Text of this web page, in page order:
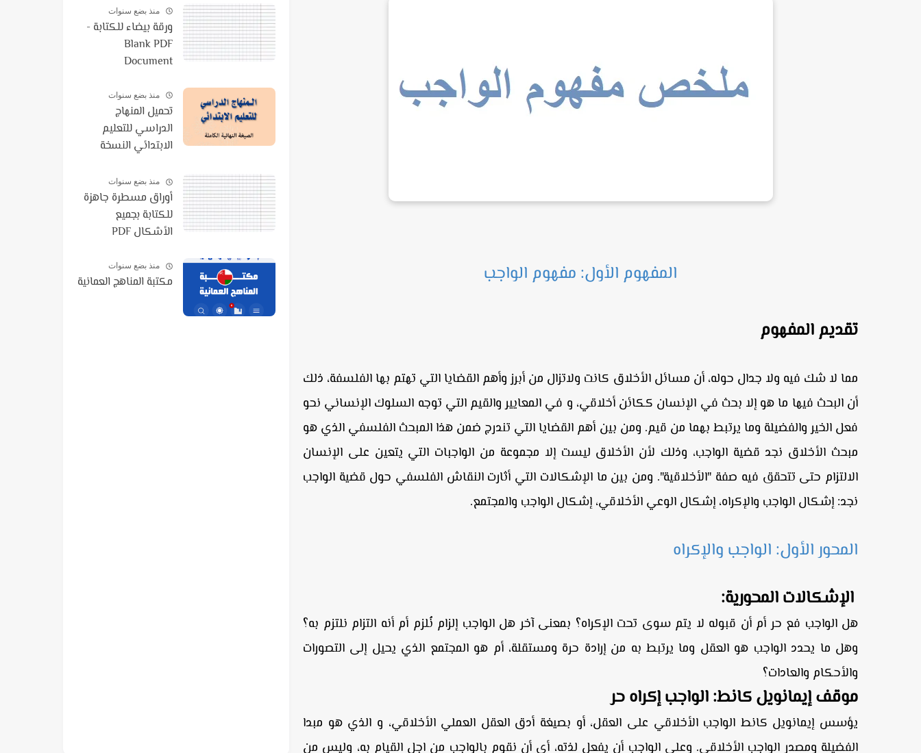
المفهوم الأول: مفهوم الواجب
تقديم المفهوم
مما لا شك فيه ولا جدال حوله، أن مسائل الأخلاق كانت ولاتزال من أبرز وأهم القضايا التي تهتم بها الفلسفة، ذلك
أن البحث فيها ما هو إلا بحث في الإنسان ككائن أخلاقي، و في المعايير والقيم التي توجه السلوك الإنساني نحو
فعل الخير والفضيلة وما يرتبط بهما من قيم. ومن بين أهم القضايا التي تندرج ضمن هذا المبحث الفلسفي الذي هو
مبحث الأخلاق نجد قضية الواجب، وذلك لأن الأخلاق ليست إلا مجموعة من الواجبات التي يتعين على الإنسان
الالتزام حتى تتحقق فيه صفة "الأخلاقية". ومن بين ما الإشكالات التي أثارت النقاش الفلسفي حول قضية الواجب
نجد: إشكال الواجب والإكراه، إشكال الوعي الأخلاقي، إشكال الواجب والمجتمع.
المحور الأول: الواجب والإكراه
الإشكالات المحورية:
هل الواجب فع حر أم أن قبوله لا يتم سوى تحت الإكراه؟ بمعنى آخر هل الواجب إلزام نُلزم أم أنه التزام نلتزم به؟
وهل ما يحدد الواجب هو العقل وما يرتبط به من إرادة حرة ومستقلة، أم هو المجتمع الذي يحيل إلى التصورات
والأحكام والعادات؟
موقف إيمانويل كانط: الواجب إكراه حر
يؤسس إيمانويل كانط الواجب الأخلاقي على العقل، أو بصيغة أدق العقل العملي الأخلاقي، و الذي هو مبدا
الفضيلة ومصدر الواجب الأخلاقي. وعلى الواجب أن يفعل لذته، أي أن نقوم بالواجب من اجل القيام به، وليس من
منذ بضع سنوات
ورقة بيضاء للكتابة -
Blank PDF
Document
منذ بضع سنوات
تحميل المنهاج
الدراسي للتعليم
الابتدائي النسخة
PDFمنذ بضع سنوات
أوراق مسطرة جاهزة
للكتابة بجميع
الأشكال PDF
منذ بضع سنوات
مكتبة المناهج العمانية